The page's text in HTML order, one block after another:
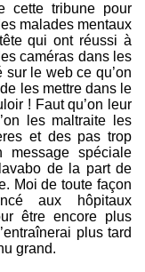
cette tribune pour
malades mentaux
qui ont réussi à
caméras dans les
le web ce qu’on
les mettre dans le
! Faut qu’on leur
les maltraite les
et des pas trop
message spéciale
de la part de
Moi de toute façon
aux hôpitaux
être encore plus
plus tard
grand.